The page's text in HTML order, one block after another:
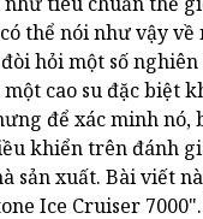
thể nói như vậy
hỏi một số
cao su đặc biệt
để xác minh nó,
khiển trên đánh
sản xuất. Bài viết
Ice Cruiser